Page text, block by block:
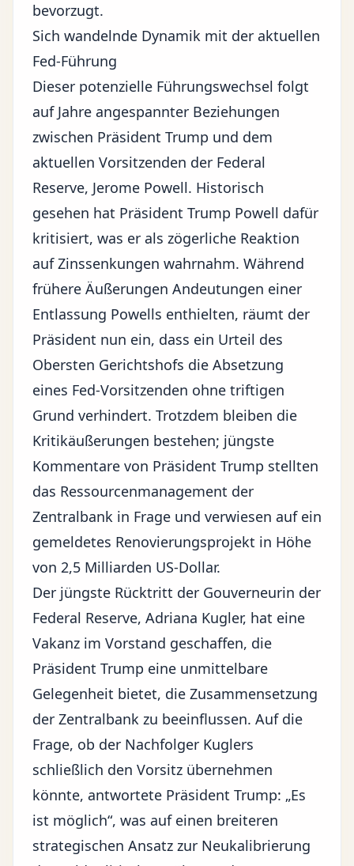
bevorzugt.
Sich wandelnde Dynamik mit der aktuellen
Fed-Führung
Dieser potenzielle Führungswechsel folgt
auf Jahre angespannter Beziehungen
zwischen Präsident Trump und dem
aktuellen Vorsitzenden der Federal
Reserve, Jerome Powell. Historisch
gesehen hat Präsident Trump Powell dafür
kritisiert, was er als zögerliche Reaktion
aufZinssenkungen wahrnahm. Während
frühere Äußerungen Andeutungen einer
Entlassung Powells enthielten, räumt der
Präsident nun ein, dass ein Urteil des
Obersten Gerichtshofs die Absetzung
eines Fed-Vorsitzenden ohne triftigen
Grund verhindert. Trotzdem bleiben die
Kritikäußerungen bestehen; jüngste
Kommentare von Präsident Trump stellten
das Ressourcenmanagement der
Zentralbank in Frage und verwiesen auf ein
gemeldetes Renovierungsprojekt in Höhe
von 2,5 Milliarden US-Dollar.
Der jüngste Rücktritt der Gouverneurin der
Federal Reserve, Adriana Kugler, hat eine
Vakanz im Vorstand geschaffen, die
Präsident Trump eine unmittelbare
Gelegenheit bietet, die Zusammensetzung
der Zentralbank zu beeinflussen. Auf die
Frage, ob der Nachfolger Kuglers
schließlich den Vorsitz übernehmen
könnte, antwortete Präsident Trump: „Es
ist möglich“, was auf einen breiteren
strategischen Ansatz zur Neukalibrierung